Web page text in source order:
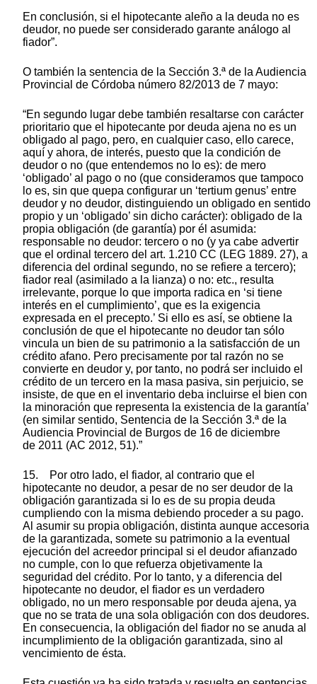
En conclusión, si el hipotecante aleño a la deuda no es
deudor, no puede ser considerado garante análogo al
fiador”.
O también la sentencia de la Sección 3.ª de la Audiencia
Provincial de Córdoba número 82/2013 de 7 mayo:
“En segundo lugar debe también resaltarse con carácter
prioritario que el hipotecante por deuda ajena no es un
obligado al pago, pero, en cualquier caso, ello carece,
aquí y ahora, de interés, puesto que la condición de
deudor o no (que entendemos no lo es): de mero
‘obligado’ al pago o no (que consideramos que tampoco
lo es, sin que quepa configurar un ‘tertium genus’ entre
deudor y no deudor, distinguiendo un obligado en sentido
propio y un ‘obligado’ sin dicho carácter): obligado de la
propia obligación (de garantía) por él asumida:
responsable no deudor: tercero o no (y ya cabe advertir
que el ordinal tercero del art. 1.210 CC (LEG 1889. 27), a
diferencia del ordinal segundo, no se refiere a tercero);
fiador real (asimilado a la lianza) o no: etc., resulta
irrelevante, porque lo que importa radica en ‘si tiene
interés en el cumplimiento’, que es la exigencia
expresada en el precepto.’ Si ello es así, se obtiene la
conclusión de que el hipotecante no deudor tan sólo
vincula un bien de su patrimonio a la satisfacción de un
crédito afano. Pero precisamente por tal razón no se
convierte en deudor y, por tanto, no podrá ser incluido el
crédito de un tercero en la masa pasiva, sin perjuicio, se
insiste, de que en el inventario deba incluirse el bien con
la minoración que representa la existencia de la garantía’
(en similar sentido, Sentencia de la Sección 3.ª de la
Audiencia Provincial de Burgos de 16 de diciembre
de 2011 (AC 2012, 51).”
15. Por otro lado, el fiador, al contrario que el
hipotecante no deudor, a pesar de no ser deudor de la
obligación garantizada si lo es de su propia deuda
cumpliendo con la misma debiendo proceder a su pago.
Al asumir su propia obligación, distinta aunque accesoria
de la garantizada, somete su patrimonio a la eventual
ejecución del acreedor principal si el deudor afianzado
no cumple, con lo que refuerza objetivamente la
seguridad del crédito. Por lo tanto, y a diferencia del
hipotecante no deudor, el fiador es un verdadero
obligado, no un mero responsable por deuda ajena, ya
que no se trata de una sola obligación con dos deudores.
En consecuencia, la obligación del fiador no se anuda al
incumplimiento de la obligación garantizada, sino al
vencimiento de ésta.